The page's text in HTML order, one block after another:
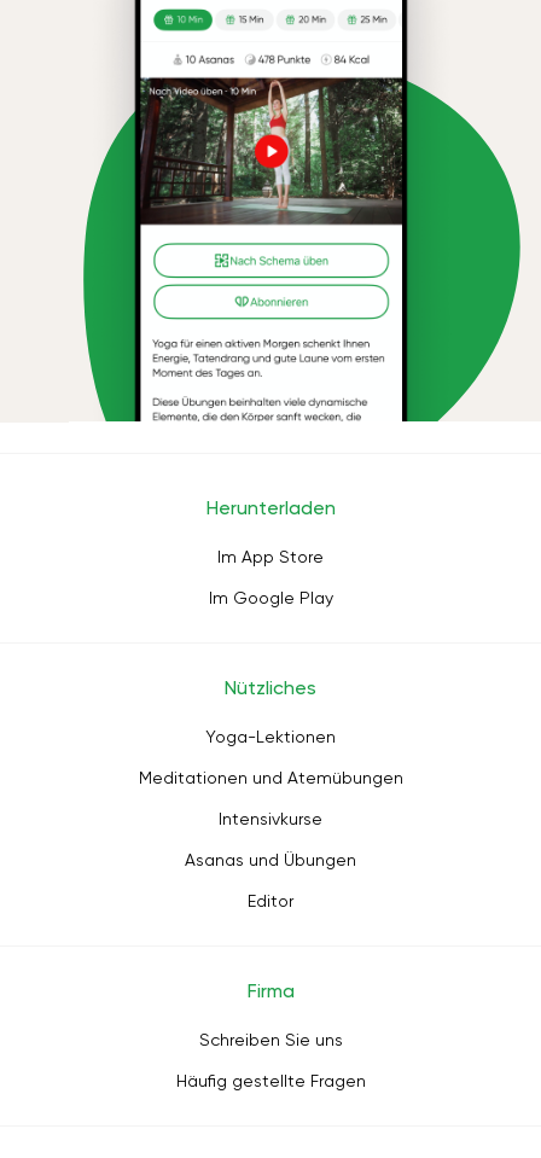
Herunterladen
Im App Store
Im Google Play
Nützliches
Yoga-Lektionen
Meditationen und Atemübungen
Intensivkurse
Asanas und Übungen
Editor
Firma
Schreiben Sie uns
Häufig gestellte Fragen